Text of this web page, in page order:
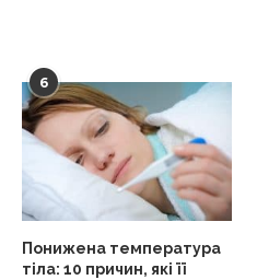
6
Понижена температура
тіла: 10 причин, які її